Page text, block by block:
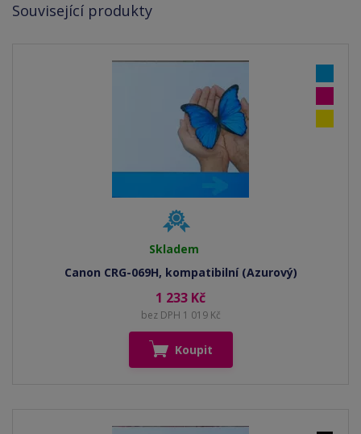
Související produkty
Skladem
Canon CRG-069H, kompatibilní (Azurový)
1 233 Kč
bez DPH 1 019 Kč
Koupit